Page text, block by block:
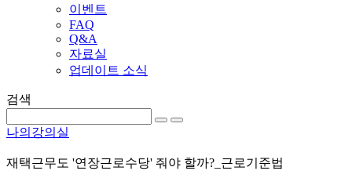
이벤트
FAQ
Q&A
자료실
업데이트 소식
검색
나의강의실
재택근무도 '연장근로수당' 줘야 할까?_근로기준법